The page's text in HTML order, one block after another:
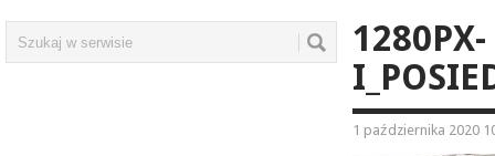
1280PX-
1 października 2020